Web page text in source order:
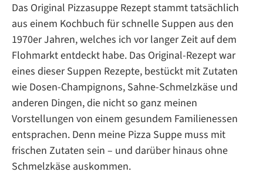
Das Original Pizzasuppe Rezept stammt tatsächlich
aus einem Kochbuch für schnelle Suppen aus den
1970er Jahren, welches ich vor langer Zeit auf dem
Flohmarkt entdeckt habe. Das Original-Rezept war
eines dieser Suppen Rezepte, bestückt mit Zutaten
wie Dosen-Champignons, Sahne-Schmelzkäse und
anderen Dingen, die nicht so ganz meinen
Vorstellungen von einem gesundem Familienessen
entsprachen. Denn meine Pizza Suppe muss mit
frischen Zutaten sein – und darüber hinaus ohne
Schmelzkäse auskommen.